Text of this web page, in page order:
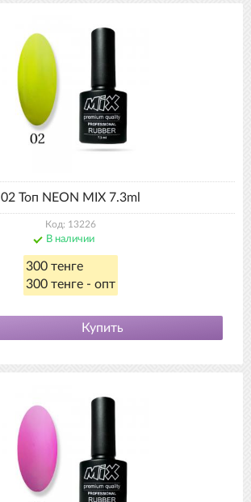
02 Топ NEON MIX 7.3ml
Код: 13226
В наличии
300 тенге
300 тенге - опт
Купить